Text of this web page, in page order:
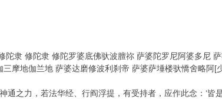
修陀隶 修陀罗婆底佛驮波膻祢 萨婆陀罗尼阿婆多尼
摩地伽兰地 萨婆达磨修波利刹帝 萨婆萨埵楼驮憍舍略阿[
之力，若法华经、行阎浮提，有受持者，应作此念：‘皆